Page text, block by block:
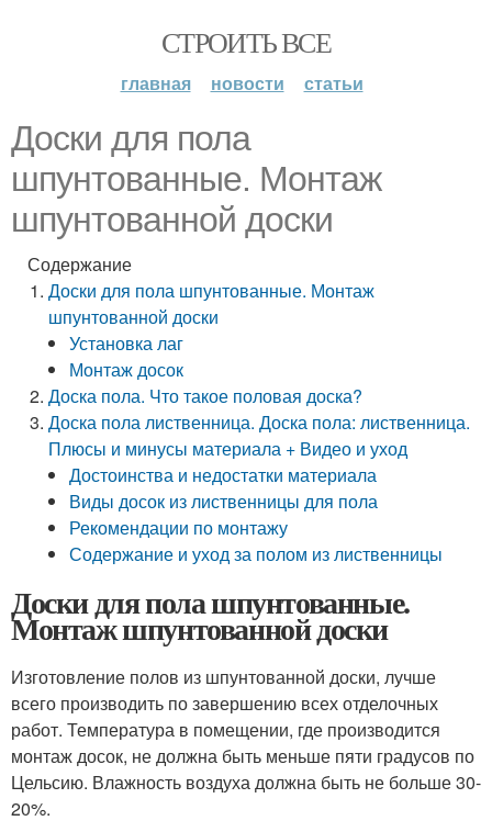
СТРОИТЬ ВСЕ
главная новости статьи
Доски для пола
шпунтованные. Монтаж
шпунтованной доски
Содержание
Доски для пола шпунтованные. Монтаж
шпунтованной доски
Установка лаг
Монтаж досок
Доска пола. Что такое половая доска?
Доска пола лиственница. Доска пола: лиственница.
Плюсы и минусы материала + Видео и уход
Достоинства и недостатки материала
Виды досок из лиственницы для пола
Рекомендации по монтажу
Содержание и уход за полом из лиственницы
Доски для пола шпунтованные.
Монтаж шпунтованной доски
Изготовление полов из шпунтованной доски, лучше
всего производить по завершению всех отделочных
работ. Температура в помещении, где производится
монтаж досок, не должна быть меньше пяти градусов по
Цельсию. Влажность воздуха должна быть не больше 30-
20%.